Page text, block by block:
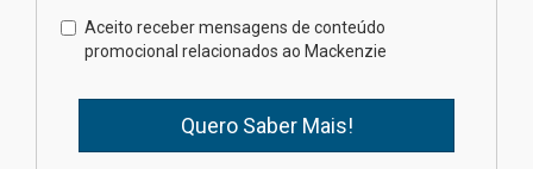
Jazz promovem capacitação
em práticas de cozinha
Tecnologia e inovação serão
Aceito receber mensagens de conteúdo
promocional relacionados ao Mackenzie